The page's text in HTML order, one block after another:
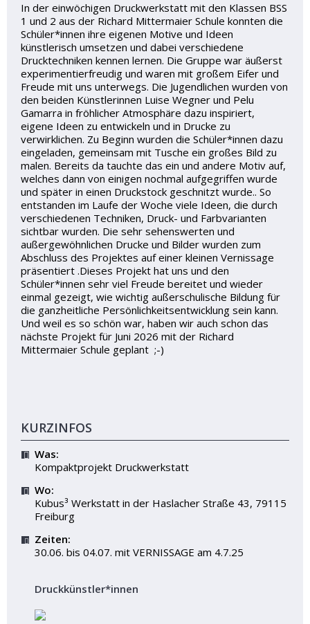
In der einwöchigen Druckwerkstatt mit den Klassen BSS
1 und 2 aus der Richard Mittermaier Schule konnten die
Schüler*innen ihre eigenen Motive und Ideen
künstlerisch umsetzen und dabei verschiedene
Drucktechniken kennen lernen. Die Gruppe war äußerst
experimentierfreudig und waren mit großem Eifer und
Freude mit uns unterwegs. Die Jugendlichen wurden von
den beiden Künstlerinnen Luise Wegner und Pelu
Gamarra in fröhlicher Atmosphäre dazu inspiriert,
eigene Ideen zu entwickeln und in Drucke zu
verwirklichen. Zu Beginn wurden die Schüler*innen dazu
eingeladen, gemeinsam mit Tusche ein großes Bild zu
malen. Bereits da tauchte das ein und andere Motiv auf,
welches dann von einigen nochmal aufgegriffen wurde
und später in einen Druckstock geschnitzt wurde.. So
entstanden im Laufe der Woche viele Ideen, die durch
verschiedenen Techniken, Druck- und Farbvarianten
sichtbar wurden. Die sehr sehenswerten und
außergewöhnlichen Drucke und Bilder wurden zum
Abschluss des Projektes auf einer kleinen Vernissage
präsentiert .Dieses Projekt hat uns und den
Schüler*innen sehr viel Freude bereitet und wieder
einmal gezeigt, wie wichtig außerschulische Bildung für
die ganzheitliche Persönlichkeitsentwicklung sein kann.
Und weil es so schön war, haben wir auch schon das
nächste Projekt für Juni 2026 mit der Richard
Mittermaier Schule geplant ;-)
KURZINFOS
Was:
Kompaktprojekt Druckwerkstatt
Wo:
Kubus³ Werkstatt in der Haslacher Straße 43, 79115
Freiburg
Zeiten:
30.06. bis 04.07. mit VERNISSAGE am 4.7.25
Druckkünstler*innen